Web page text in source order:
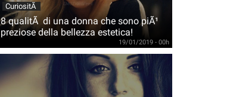
CuriositÃ
8 qualitÃ di una donna che sono piÃ¹
preziose della bellezza estetica!
19/01/2019 - 00h